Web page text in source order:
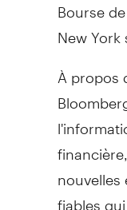
New York
À propos
fiables